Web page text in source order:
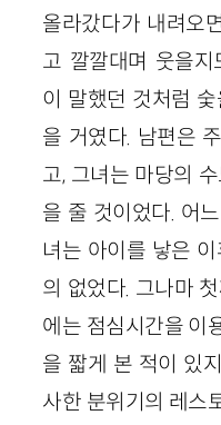
올라갔다가 내려오
고 깔깔대며 웃을지
이 말했던 것처럼
을 거였다. 남편은
고, 그녀는 마당의
을 줄 것이었다. 어
녀는 아이를 낳은
의 없었다. 그나마
에는 점심시간을 이
을 짧게 본 적이 있
사한 분위기의 레스